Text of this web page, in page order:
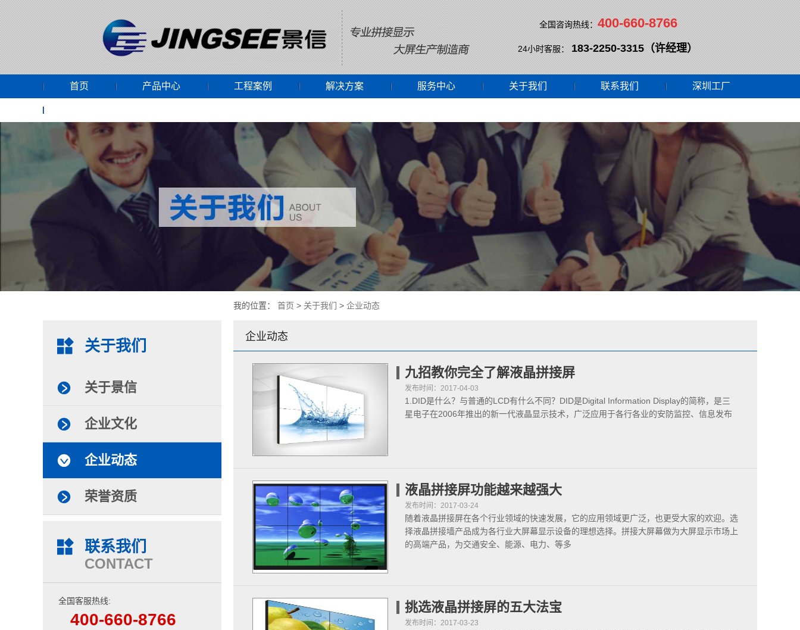
全国咨询热线： 400-660-8766
24小时客服： 183-2250-3315（许经理）
首页 产品中心 工程案例 解决方案 服务中心 关于我们 联系我们 深圳工厂
我的位置： 首页 > 关于我们 > 企业动态
关于我们
关于景信
企业文化
企业动态
荣誉资质
联系我们
CONTACT
全国客服热线:
400-660-8766
企业动态
九招教你完全了解液晶拼接屏
发布时间：2017-04-03
1.DID是什么？与普通的LCD有什么不同？DID是Digital Information Display的简称，是三
星电子在2006年推出的新一代液晶显示技术，广泛应用于各行各业的安防监控、信息发布
液晶拼接屏功能越来越强大
发布时间：2017-03-24
随着液晶拼接屏在各个行业领域的快速发展，它的应用领域更广泛，也更受大家的欢迎。选
择液晶拼接墙产品成为各行业大屏幕显示设备的理想选择。拼接大屏幕做为大屏显示市场上
的高端产品，为交通安全、能源、电力、等多
挑选液晶拼接屏的五大法宝
发布时间：2017-03-23